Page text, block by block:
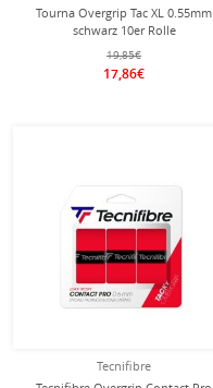
Tourna Overgrip Tac XL 0.55mm
schwarz 10er Rolle
19,85€
17,86€
Tecnifibre